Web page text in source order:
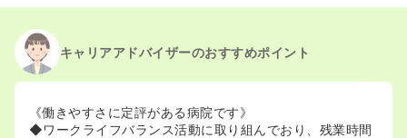
キャリアアドバイザーのおすすめポイント
《働きやすさに定評がある病院です》
◆ワークライフバランス活動に取り組んでおり、残業時間